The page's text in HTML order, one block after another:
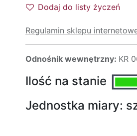
Dodaj do listy życzeń
Regulamin sklepu
Odnośnik wewnętrzny: KR
Ilość na stanie
Jednostka miary: